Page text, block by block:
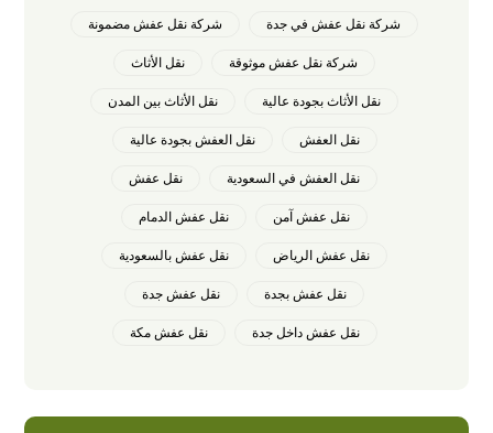
شركة نقل عفش في جدة شركة نقل عفش مضمونة
شركة نقل عفش موثوقة نقل الأثاث
نقل الأثاث بجودة عالية نقل الأثاث بين المدن
نقل العفش نقل العفش بجودة عالية
نقل العفش في السعودية نقل عفش
نقل عفش آمن نقل عفش الدمام
نقل عفش الرياض نقل عفش بالسعودية
نقل عفش بجدة نقل عفش جدة
نقل عفش داخل جدة نقل عفش مكة